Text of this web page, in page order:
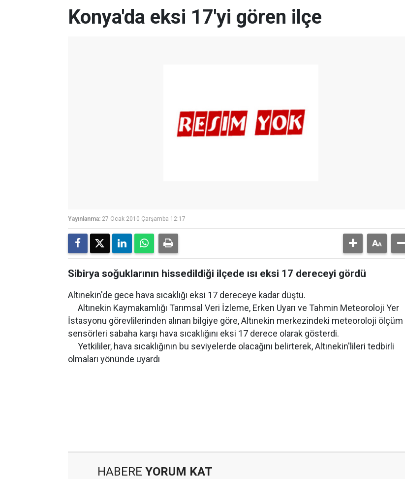
Konya'da eksi 17'yi gören ilçe
Yayınlanma: 27 Ocak 2010 Çarşamba 12:17
Sibirya soğuklarının hissedildiği ilçede ısı eksi 17 dereceyi gördü
Altınekin'de gece hava sıcaklığı eksi 17 dereceye kadar düştü.
Altınekin Kaymakamlığı Tarımsal Veri İzleme, Erken Uyarı ve Tahmin Meteoroloji Yer
İstasyonu görevlilerinden alınan bilgiye göre, Altınekin merkezindeki meteoroloji ölçüm
sensörleri sabaha karşı hava sıcaklığını eksi 17 derece olarak gösterdi.
Yetkililer, hava sıcaklığının bu seviyelerde olacağını belirterek, Altınekin'lileri tedbirli
olmaları yönünde uyardı
HABERE YORUM KAT